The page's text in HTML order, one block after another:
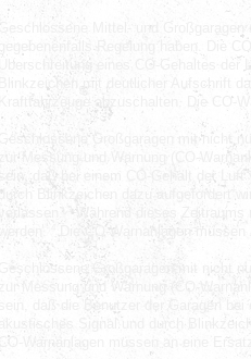
Geschlossene Mittel- und
gegebenenfalls Regelung haben. Die
Überschreitung eines CO-Gehaltes der
Blinkzeichen mit deutlicher Aufschrift
Kraftfahrzeuge abzuschalten. Die CO-
Geschlossene Großgaragen mit nicht
zur Messung und Warnung (CO-
sein, daß bei einem CO-Gehalt der
durch Blinkzeichen dazu aufgefordert
verlassen.
Während dieses Zeitraums
Die CO-Warnanlagen
Geschlossene Großgaragen mit nicht
zur Messung und Warnung (CO-
sein, daß die Benutzer der Garagen
akustisches Signal und durch
CO-Warnanlagen müssen an eine